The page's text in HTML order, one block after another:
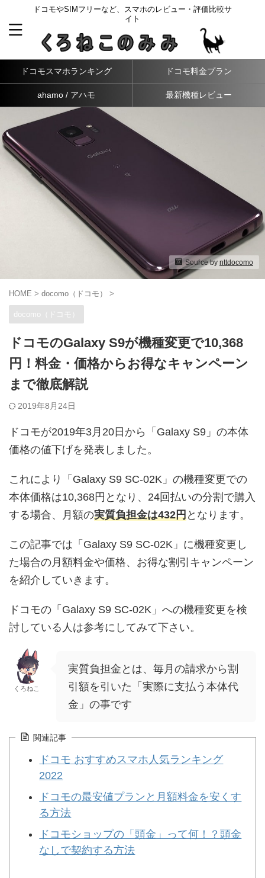
ドコモやSIMフリーなど、スマホのレビュー・評価比較サ
イト
ドコモスマホランキング ドコモ料金プラン
ahamo / アハモ 最新機種レビュー
Source by nttdocomo
HOME > docomo（ドコモ） >
docomo（ドコモ）
ドコモのGalaxy S9が機種変更で10,368
円！料金・価格からお得なキャンペーン
まで徹底解説
2019年8月24日
ドコモが2019年3月20日から「Galaxy S9」の本体
価格の値下げを発表しました。
これにより「Galaxy S9 SC-02K」の機種変更での
本体価格は10,368円となり、24回払いの分割で購入
する場合、月額の実質負担金は432円となります。
この記事では「Galaxy S9 SC-02K」に機種変更し
た場合の月額料金や価格、お得な割引キャンペーン
を紹介していきます。
ドコモの「Galaxy S9 SC-02K」への機種変更を検
討している人は参考にしてみて下さい。
くろねこ
実質負担金とは、毎月の請求から割
引額を引いた「実際に支払う本体代
金」の事です
関連記事
ドコモ おすすめスマホ人気ランキング
2022
ドコモの最安値プランと月額料金を安くす
る方法
ドコモショップの「頭金」って何！？頭金
なしで契約する方法